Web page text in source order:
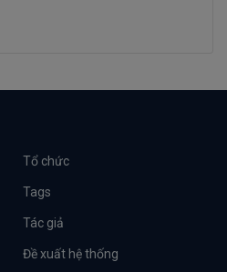
Tổ chức
Tags
Tác giả
Đề xuất hệ thống